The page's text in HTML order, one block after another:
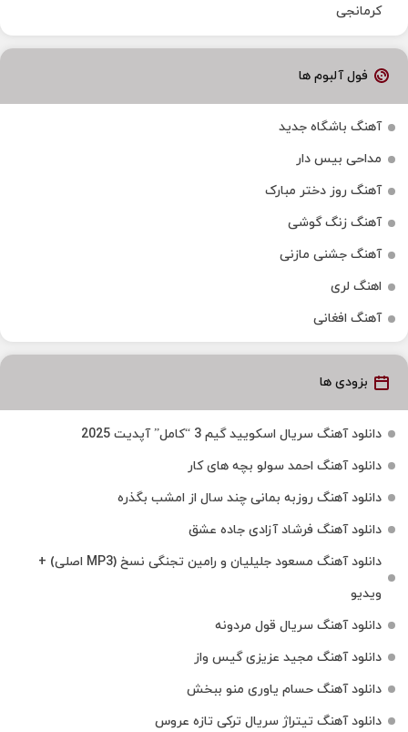
کرمانجی
فول آلبوم ها
آهنگ باشگاه جدید
مداحی بیس دار
آهنگ روز دختر مبارک
آهنگ زنگ گوشی
آهنگ جشنی مازنی
اهنگ لری
آهنگ افغانی
بزودی ها
دانلود آهنگ سریال اسکویید گیم 3 “کامل” آپدیت 2025
دانلود آهنگ احمد سولو بچه های کار
دانلود آهنگ روزبه بمانی چند سال از امشب بگذره
دانلود آهنگ فرشاد آزادی جاده عشق
دانلود آهنگ مسعود جلیلیان و رامین تجنگی نسخ (MP3 اصلی) +
ویدیو
دانلود آهنگ سریال قول مردونه
دانلود آهنگ مجید عزیزی گیس واز
دانلود آهنگ حسام یاوری منو ببخش
دانلود آهنگ تیتراژ سریال ترکی تازه عروس